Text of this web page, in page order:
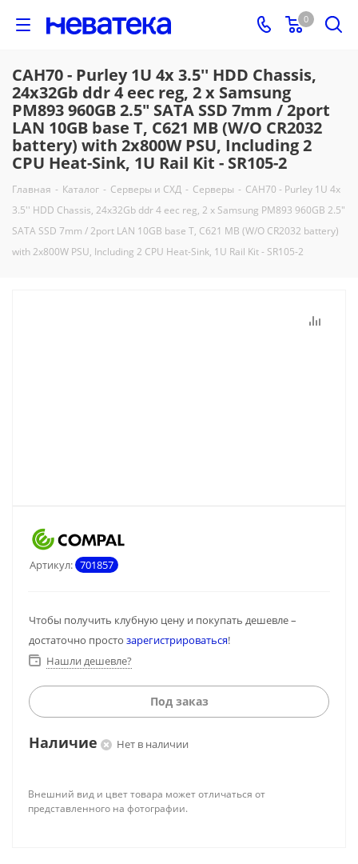
0
CAH70 - Purley 1U 4x 3.5'' HDD Chassis,
24x32Gb ddr 4 eec reg, 2 x Samsung
PM893 960GB 2.5" SATA SSD 7mm / 2port
LAN 10GB base T, C621 MB (W/O CR2032
battery) with 2x800W PSU, Including 2
CPU Heat-Sink, 1U Rail Kit - SR105-2
Главная - Каталог - Серверы и СХД - Серверы - CAH70 - Purley 1U 4x
3.5'' HDD Chassis, 24x32Gb ddr 4 eec reg, 2 x Samsung PM893 960GB 2.5"
SATA SSD 7mm / 2port LAN 10GB base T, C621 MB (W/O CR2032 battery)
with 2x800W PSU, Including 2 CPU Heat-Sink, 1U Rail Kit - SR105-2
Артикул: 701857
Чтобы получить клубную цену и покупать дешевле –
достаточно просто зарегистрироваться!
Нашли дешевле?
Под заказ
Наличие Нет в наличии
Внешний вид и цвет товара может отличаться от
представленного на фотографии.